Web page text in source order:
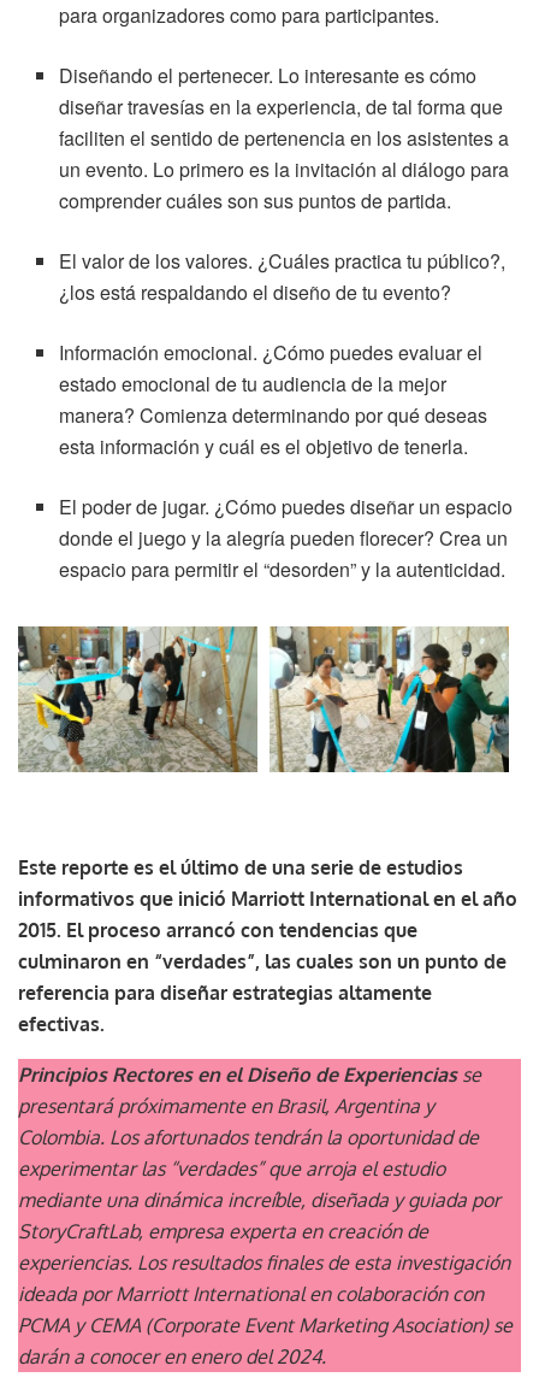
para organizadores como para participantes.
Diseñando el pertenecer. Lo interesante es cómo
diseñar travesías en la experiencia, de tal forma que
faciliten el sentido de pertenencia en los asistentes a
un evento. Lo primero es la invitación al diálogo para
comprender cuáles son sus puntos de partida.
El valor de los valores. ¿Cuáles practica tu público?,
¿los está respaldando el diseño de tu evento?
Información emocional. ¿Cómo puedes evaluar el
estado emocional de tu audiencia de la mejor
manera? Comienza determinando por qué deseas
esta información y cuál es el objetivo de tenerla.
El poder de jugar. ¿Cómo puedes diseñar un espacio
donde el juego y la alegría pueden florecer? Crea un
espacio para permitir el “desorden” y la autenticidad.
Este reporte es el último de una serie de estudios
informativos que inició Marriott International en el año
2015. El proceso arrancó con tendencias que
culminaron en “verdades”, las cuales son un punto de
referencia para diseñar estrategias altamente
efectivas.
Principios Rectores en el Diseño de Experienciasse
presentará próximamente en Brasil, Argentina y
Colombia. Los afortunados tendrán la oportunidad de
experimentar las “verdades” que arroja el estudio
mediante una dinámica increíble, diseñada y guiada por
StoryCraftLab, empresa experta en creación de
experiencias. Los resultados finales de esta investigación
ideada por Marriott International en colaboración con
PCMA y CEMA (Corporate Event Marketing Asociation) se
darán a conocer en enero del 2024.